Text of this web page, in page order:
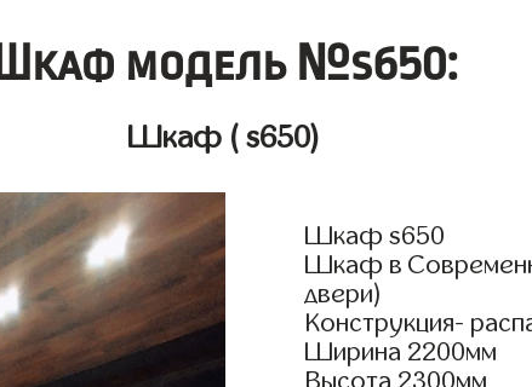
Шкаф модель №s650:
Шкаф ( s650)
Шкаф s650
Шкаф в
двери)
Конструкция-
Ширина 2200мм
Высота 2300мм